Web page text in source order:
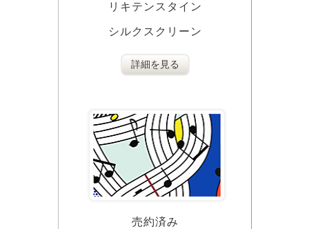
リキテンスタイン
シルクスクリーン
詳細を見る
売約済み